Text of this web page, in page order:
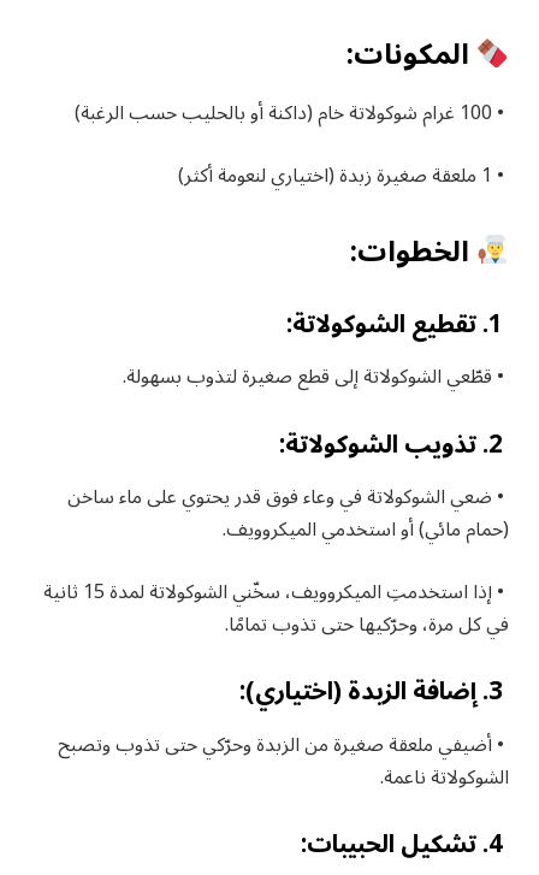
المكونات:
• 100 غرام شوكولاتة خام (داكنة أو بالحليب حسب الرغبة)
• 1 ملعقة صغيرة زبدة (اختياري لنعومة أكثر)
الخطوات:
1. تقطيع الشوكولاتة:
• قطّعي الشوكولاتة إلى قطع صغيرة لتذوب بسهولة.
2. تذويب الشوكولاتة:
• ضعي الشوكولاتة في وعاء فوق قدر يحتوي على ماء ساخن
(حمام مائي) أو استخدمي الميكروويف.
• إذا استخدمتِ الميكروويف، سخّني الشوكولاتة لمدة 15 ثانية
في كل مرة، وحرّكيها حتى تذوب تمامًا.
3. إضافة الزبدة (اختياري):
• أضيفي ملعقة صغيرة من الزبدة وحرّكي حتى تذوب وتصبح
الشوكولاتة ناعمة.
4. تشكيل الحبيبات: